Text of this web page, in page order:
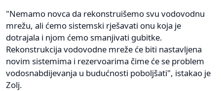
"Nemamo novca da rekonstruišemo svu vodovodnu
mrežu, ali ćemo sistemski rješavati onu koja je
dotrajala i njom ćemo smanjivati gubitke.
Rekonstrukcija vodovodne mreže će biti nastavljena
novim sistemima i rezervoarima čime će se problem
vodosnabdijevanja u budućnosti poboljšati", istakao je
Zolj.